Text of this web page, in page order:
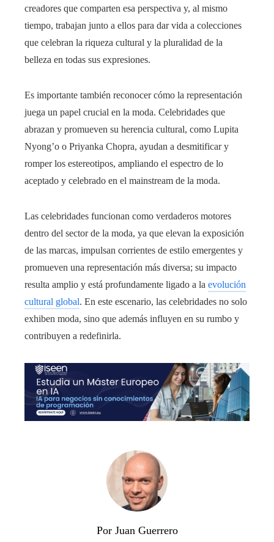
creadores que comparten esa perspectiva y, al mismo
tiempo, trabajan junto a ellos para dar vida a colecciones
que celebran la riqueza cultural y la pluralidad de la
belleza en todas sus expresiones.
Es importante también reconocer cómo la representación
juega un papel crucial en la moda. Celebridades que
abrazan y promueven su herencia cultural, como Lupita
Nyong’o o Priyanka Chopra, ayudan a desmitificar y
romper los estereotipos, ampliando el espectro de lo
aceptado y celebrado en el mainstream de la moda.
Las celebridades funcionan como verdaderos motores
dentro del sector de la moda, ya que elevan la exposición
de las marcas, impulsan corrientes de estilo emergentes y
promueven una representación más diversa; su impacto
resulta amplio y está profundamente ligado a la evolución
cultural global. En este escenario, las celebridades no solo
exhiben moda, sino que además influyen en su rumbo y
contribuyen a redefinirla.
Por Juan Guerrero